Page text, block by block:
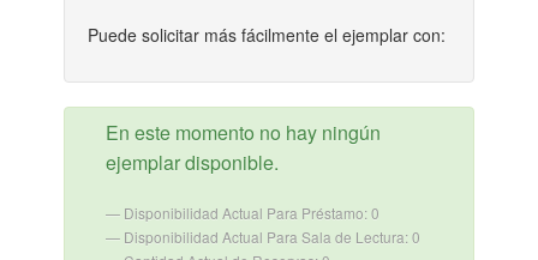
Puede solicitar más fácilmente el ejemplar con:
En este momento no hay ningún
ejemplar disponible.
Disponibilidad Actual Para Préstamo: 0
Disponibilidad Actual Para Sala de Lectura: 0